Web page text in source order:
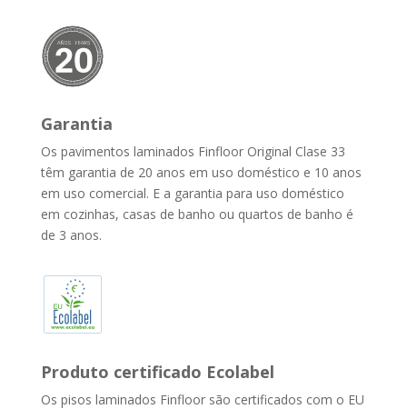
Garantia
Os pavimentos laminados Finfloor Original Clase 33
têm garantia de 20 anos em uso doméstico e 10 anos
em uso comercial. E a garantia para uso doméstico
em cozinhas, casas de banho ou quartos de banho é
de 3 anos.
Produto certificado Ecolabel
Os pisos laminados Finfloor são certificados com o EU